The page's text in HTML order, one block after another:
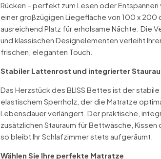
Rücken – perfekt zum Lesen oder
einer großzügigen Liegefläche von 100 x 200
ausreichend Platz für erholsame Nächte. Die
und klassischen Designelementen verleiht
frischen, eleganten Touch.
Stabiler Lattenrost und integrierter
Das Herzstück des BLISS Bettes ist der
elastischem Sperrholz, der die Matratze
Lebensdauer verlängert. Der praktische,
zusätzlichen Stauraum für Bettwäsche, Kissen
so bleibt Ihr Schlafzimmer stets aufgeräumt.
Wählen Sie Ihre perfekte Matratze